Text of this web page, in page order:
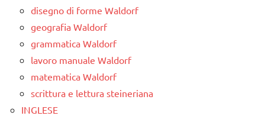
disegno di forme Waldorf
geografia Waldorf
grammatica Waldorf
lavoro manuale Waldorf
matematica Waldorf
scrittura e lettura steineriana
INGLESE